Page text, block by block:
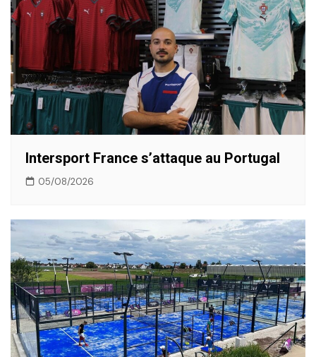
Intersport France s’attaque au Portugal
05/08/2026